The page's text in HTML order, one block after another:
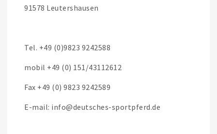
91578 Leutershausen
Tel. +49 (0)9823 9242588
mobil +49 (0) 151/43112612
Fax +49 (0) 9823 9242589
E-mail: info@deutsches-sportpferd.de